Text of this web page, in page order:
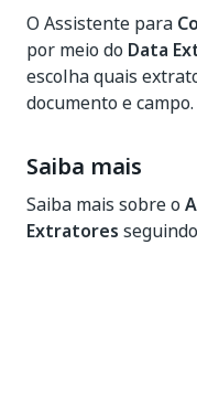
O Assistente para
por meio do Data
escolha quais
documento e campo.
Saiba mais
Saiba mais sobre o
Extratores